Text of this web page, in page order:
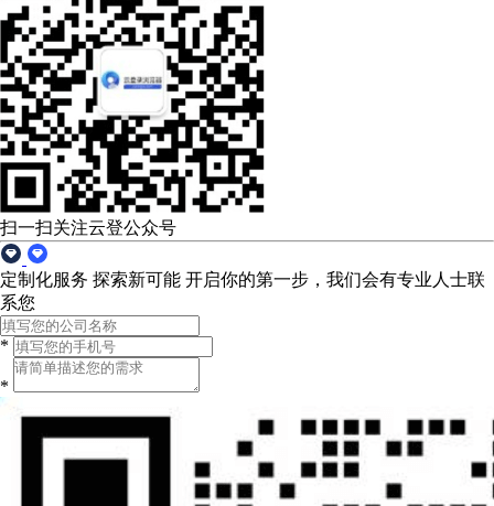
扫一扫关注云登公众号
定制化服务 探索新可能 开启你的第一步，我们会有专业人士联
系您
*
*